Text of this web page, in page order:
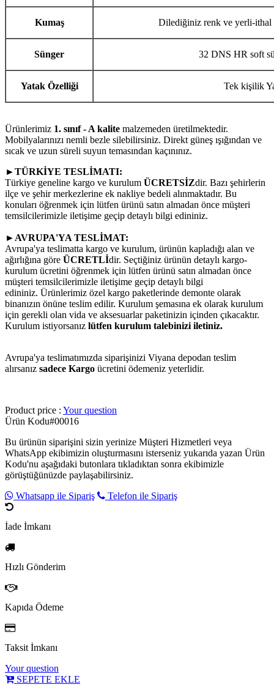
Kumaş Dilediğiniz renk ve yerli-ithal
Sünger 32 DNS HR soft
Yatak Özelliği Tek kişilik
Ürünlerimiz 1. sınıf - A kalite malzemeden üretilmektedir.
Mobilyalarınızı nemli bezle silebilirsiniz. Direkt güneş ışığından ve
sıcak ve uzun süreli suyun temasından kaçınınız.
►TÜRKİYE TESLİMATI:
Türkiye geneline kargo ve kurulum ÜCRETSİZdir. Bazı şehirlerin
ilçe ve şehir merkezlerine ek nakliye bedeli alınmaktadır. Bu
konuları öğrenmek için lütfen ürünü satın almadan önce müşteri
temsilcilerimizle iletişime geçip detaylı bilgi edininiz.
►AVRUPA'YA TESLİMAT:
Avrupa'ya teslimatta kargo ve kurulum, ürünün kapladığı alan ve
ağırlığına göre ÜCRETLİdir. Seçtiğiniz ürünün detaylı kargo-
kurulum ücretini öğrenmek için lütfen ürünü satın almadan önce
müşteri temsilcilerimizle iletişime geçip detaylı bilgi
edininiz. Ürünlerimiz özel kargo paketlerinde demonte olarak
binanızın önüne teslim edilir. Kurulum şemasına ek olarak kurulum
için gerekli olan vida ve aksesuarlar paketinizin içinden çıkacaktır.
Kurulum istiyorsanız lütfen kurulum talebinizi iletiniz.
Avrupa'ya teslimatımızda siparişinizi Viyana depodan teslim
alırsanız sadece Kargo ücretini ödemeniz yeterlidir.
Product price : Your question
Ürün Kodu#00016
Bu ürünün siparişini sizin yerinize Müşteri Hizmetleri veya
WhatsApp ekibimizin oluşturmasını isterseniz yukarıda yazan Ürün
Kodu'nu aşağıdaki butonlara tıkladıktan sonra ekibimizle
görüştüğünüzde paylaşabilirsiniz.
Whatsapp ile Sipariş
Telefon ile Sipariş
İade İmkanı
Hızlı Gönderim
Kapıda Ödeme
Taksit İmkanı
Your question
SEPETE EKLE